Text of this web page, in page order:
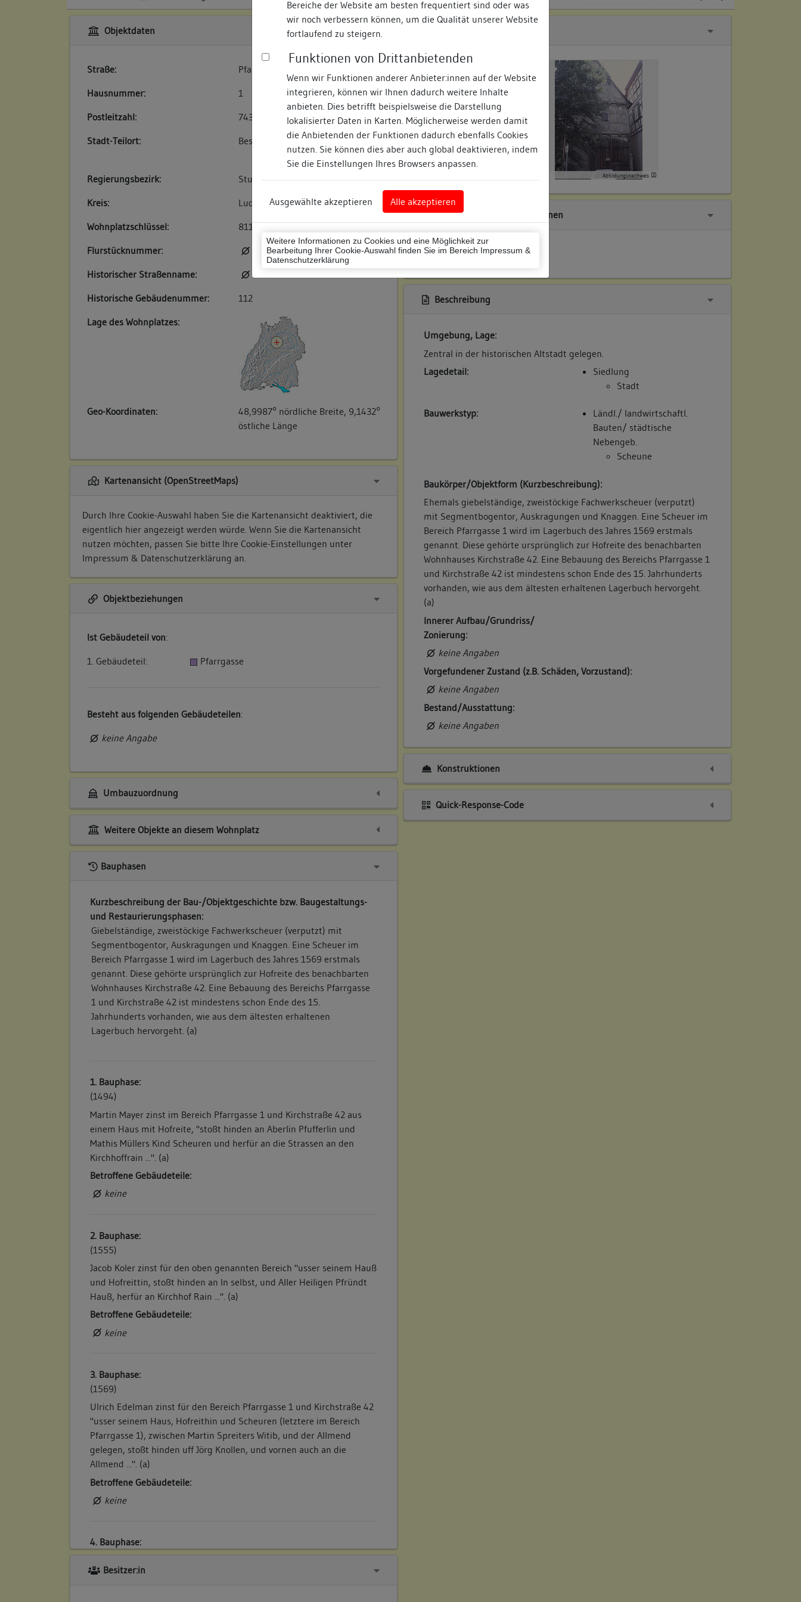
Bereiche der Website am besten frequentiert sind oder was
wir noch verbessern können, um die Qualität unserer Website
fortlaufend zu steigern.
Funktionen von Drittanbietenden
Wenn wir Funktionen anderer Anbieter:innen auf der Website
integrieren, können wir Ihnen dadurch weitere Inhalte
anbieten. Dies betrifft beispielsweise die Darstellung
lokalisierter Daten in Karten. Möglicherweise werden damit
die Anbietenden der Funktionen dadurch ebenfalls Cookies
nutzen. Sie können dies aber auch global deaktivieren, indem
Sie die Einstellungen Ihres Browsers anpassen.
Ausgewählte akzeptieren Alle akzeptieren
Weitere Informationen zu Cookies und eine Möglichkeit zur
Bearbeitung Ihrer Cookie-Auswahl finden Sie im Bereich Impressum &
Datenschutzerklärung
Objektdaten
Straße:
Pfarrgasse
Hausnummer:
1
Postleitzahl:
74354
Stadt-Teilort:
Besigheim
Regierungsbezirk:
Stuttgart
Kreis:
Ludwigsburg (Landkreis)
Wohnplatzschlüssel:
8118007001
Flurstücknummer:
keine
Historischer Straßenname:
keiner
Historische Gebäudenummer:
112
Lage des Wohnplatzes:
Geo-Koordinaten:
48,9987° nördliche Breite, 9,1432°
östliche Länge
Kartenansicht (OpenStreetMaps)
Durch Ihre Cookie-Auswahl haben Sie die Kartenansicht deaktiviert, die
eigentlich hier angezeigt werden würde. Wenn Sie die Kartenansicht
nutzen möchten, passen Sie bitte Ihre Cookie-Einstellungen unter
Impressum & Datenschutzerklärung an.
Objektbeziehungen
Ist Gebäudeteil von:
1. Gebäudeteil:
Pfarrgasse
Besteht aus folgenden Gebäudeteilen:
keine Angabe
Umbauzuordnung
Weitere Objekte an diesem Wohnplatz
Bauphasen
Kurzbeschreibung der Bau-/Objektgeschichte bzw. Baugestaltungs-
und Restaurierungsphasen:
Giebelständige, zweistöckige Fachwerkscheuer (verputzt) mit
Segmentbogentor, Auskragungen und Knaggen. Eine Scheuer im
Bereich Pfarrgasse 1 wird im Lagerbuch des Jahres 1569 erstmals
genannt. Diese gehörte ursprünglich zur Hofreite des benachbarten
Wohnhauses Kirchstraße 42. Eine Bebauung des Bereichs Pfarrgasse
1 und Kirchstraße 42 ist mindestens schon Ende des 15.
Jahrhunderts vorhanden, wie aus dem ältesten erhaltenen
Lagerbuch hervorgeht. (a)
1. Bauphase:
(1494)
Martin Mayer zinst im Bereich Pfarrgasse 1 und Kirchstraße 42 aus
einem Haus mit Hofreite, "stoßt hinden an Aberlin Pfufferlin und
Mathis Müllers Kind Scheuren und herfür an die Strassen an den
Kirchhoffrain ...". (a)
Betroffene Gebäudeteile:
keine
2. Bauphase:
(1555)
Jacob Koler zinst für den oben genannten Bereich "usser seinem Hauß
und Hofreittin, stoßt hinden an In selbst, und Aller Heiligen Pfründt
Hauß, herfür an Kirchhof Rain ...". (a)
Betroffene Gebäudeteile:
keine
3. Bauphase:
(1569)
Ulrich Edelman zinst für den Bereich Pfarrgasse 1 und Kirchstraße 42
"usser seinem Haus, Hofreithin und Scheuren (letztere im Bereich
Pfarrgasse 1), zwischen Martin Spreiters Witib, und der Allmend
gelegen, stoßt hinden uff Jörg Knollen, und vornen auch an die
Allmend ...". (a)
Betroffene Gebäudeteile:
keine
4. Bauphase:
(1628)
Janns Jerg Weber zinst für den Bereich Pfarrgasse 1 und Kirchstraße
Besitzer:in
Abbildungsnachweis
Zugeordnete Dokumentationen
Besigheimer Häuserbuch
Beschreibung
Umgebung, Lage:
Zentral in der historischen Altstadt gelegen.
Lagedetail:
Siedlung
Stadt
Bauwerkstyp:
Ländl./ landwirtschaftl.
Bauten/ städtische
Nebengeb.
Scheune
Baukörper/Objektform (Kurzbeschreibung):
Ehemals giebelständige, zweistöckige Fachwerkscheuer (verputzt)
mit Segmentbogentor, Auskragungen und Knaggen. Eine Scheuer im
Bereich Pfarrgasse 1 wird im Lagerbuch des Jahres 1569 erstmals
genannt. Diese gehörte ursprünglich zur Hofreite des benachbarten
Wohnhauses Kirchstraße 42. Eine Bebauung des Bereichs Pfarrgasse 1
und Kirchstraße 42 ist mindestens schon Ende des 15. Jahrhunderts
vorhanden, wie aus dem ältesten erhaltenen Lagerbuch hervorgeht.
(a)
Innerer Aufbau/Grundriss/
Zonierung:
keine Angaben
Vorgefundener Zustand (z.B. Schäden, Vorzustand):
keine Angaben
Bestand/Ausstattung:
keine Angaben
Konstruktionen
Quick-Response-Code